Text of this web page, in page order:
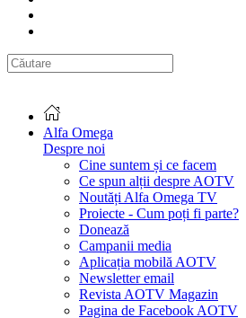
Alfa Omega
Despre noi
Cine suntem și ce facem
Ce spun alții despre AOTV
Noutăți Alfa Omega TV
Proiecte - Cum poți fi parte?
Donează
Campanii media
Aplicația mobilă AOTV
Newsletter email
Revista AOTV Magazin
Pagina de Facebook AOTV